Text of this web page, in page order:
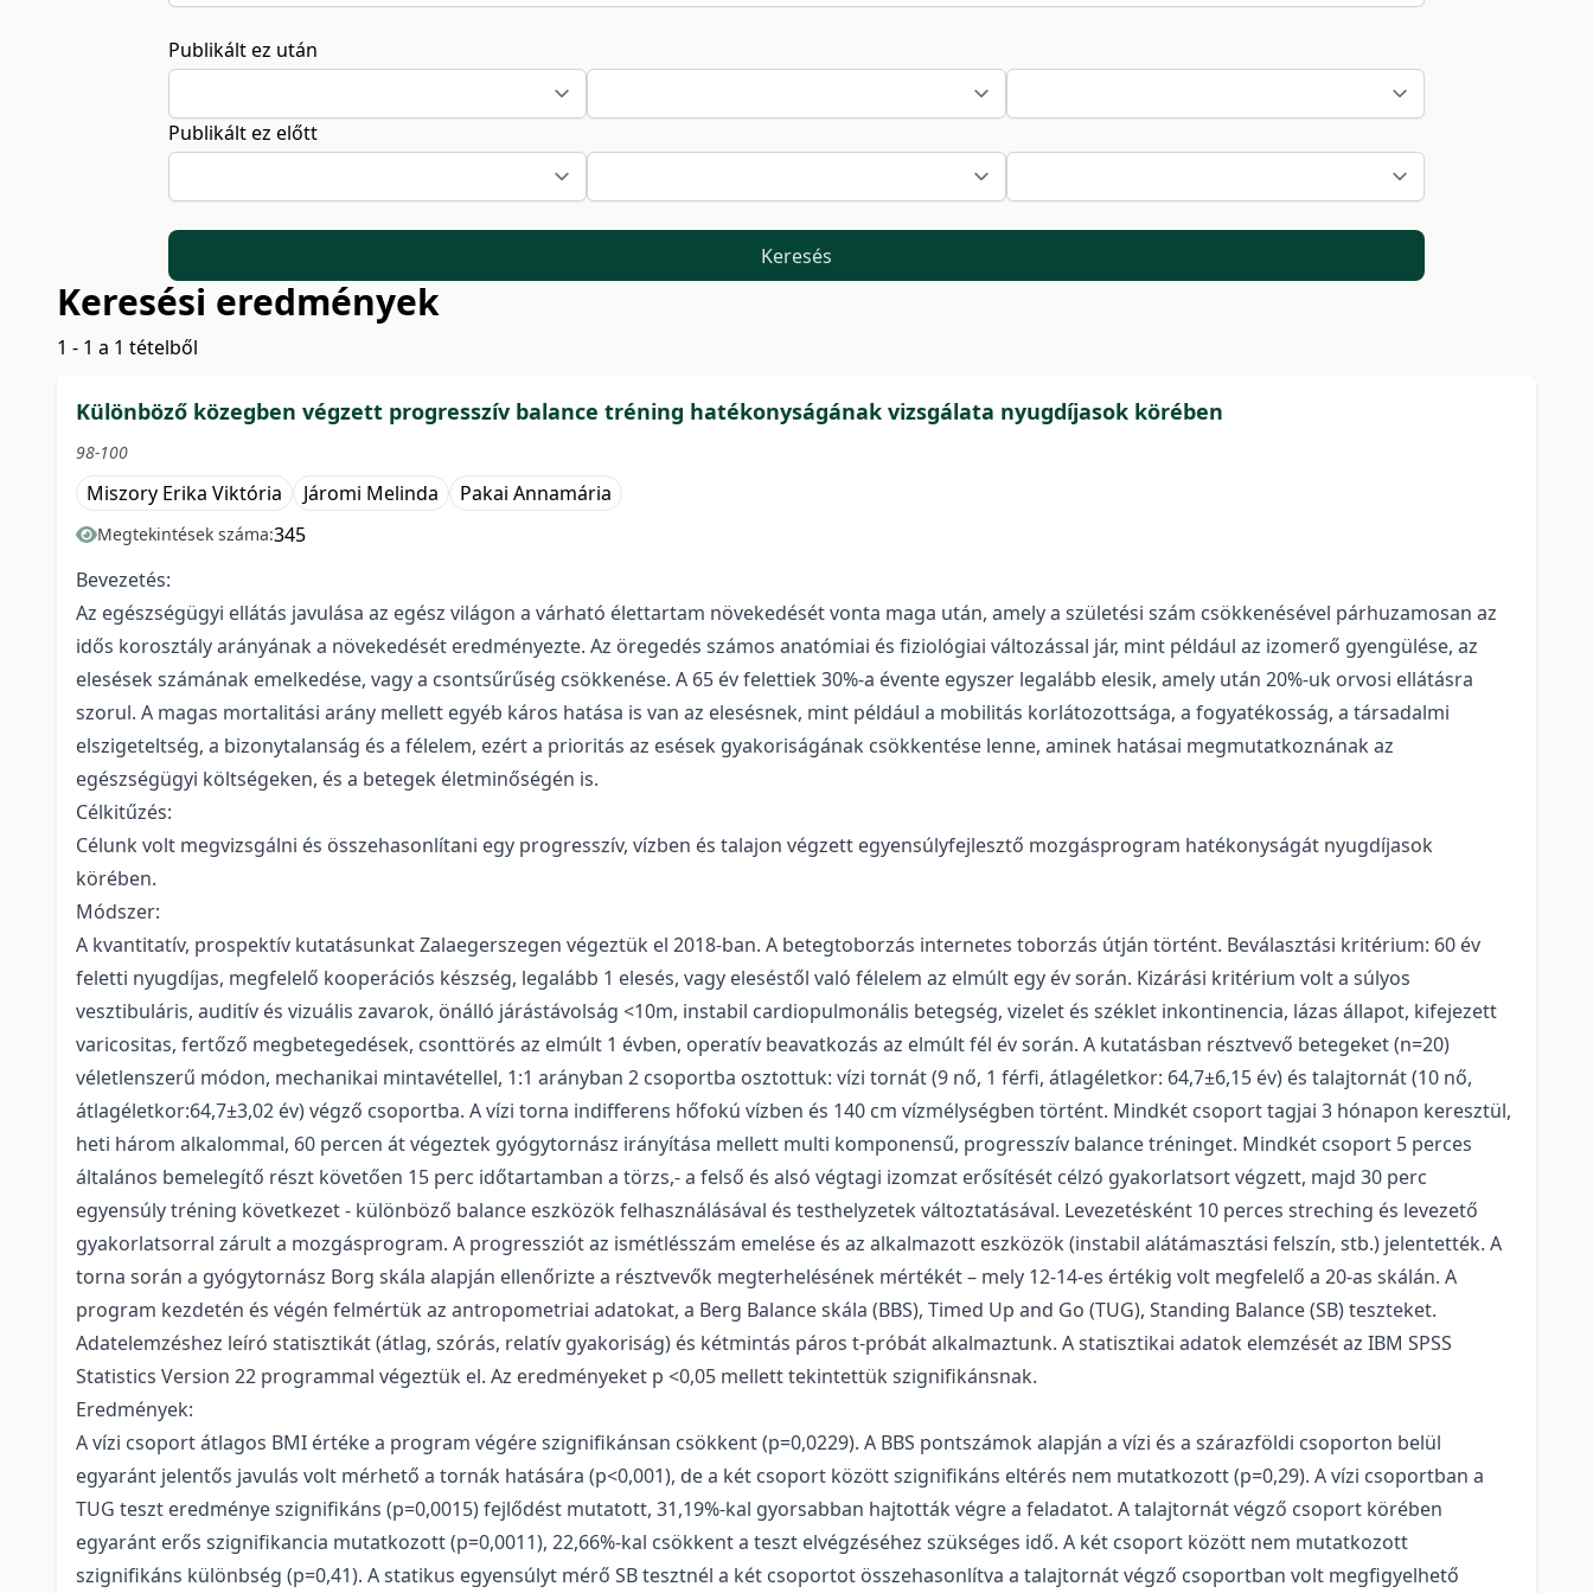
Publikált ez után
Publikált ez előtt
Keresés
Keresési eredmények
1 - 1 a 1 tételből
Különböző közegben végzett progresszív balance tréning hatékonyságának vizsgálata nyugdíjasok körében
98-100
Miszory Erika Viktória Járomi Melinda Pakai Annamária
Megtekintések száma:345
Bevezetés:
Az egészségügyi ellátás javulása az egész világon a várható élettartam növekedését vonta maga után, amely a születési szám csökkenésével párhuzamosan az
idős korosztály arányának a növekedését eredményezte. Az öregedés számos anatómiai és fiziológiai változással jár, mint például az izomerő gyengülése, az
elesések számának emelkedése, vagy a csontsűrűség csökkenése. A 65 év felettiek 30%-a évente egyszer legalább elesik, amely után 20%-uk orvosi ellátásra
szorul. A magas mortalitási arány mellett egyéb káros hatása is van az elesésnek, mint például a mobilitás korlátozottsága, a fogyatékosság, a társadalmi
elszigeteltség, a bizonytalanság és a félelem, ezért a prioritás az esések gyakoriságának csökkentése lenne, aminek hatásai megmutatkoznának az
egészségügyi költségeken, és a betegek életminőségén is.
Célkitűzés:
Célunk volt megvizsgálni és összehasonlítani egy progresszív, vízben és talajon végzett egyensúlyfejlesztő mozgásprogram hatékonyságát nyugdíjasok
körében.
Módszer:
A kvantitatív, prospektív kutatásunkat Zalaegerszegen végeztük el 2018-ban. A betegtoborzás internetes toborzás útján történt. Beválasztási kritérium: 60 év
feletti nyugdíjas, megfelelő kooperációs készség, legalább 1 elesés, vagy eleséstől való félelem az elmúlt egy év során. Kizárási kritérium volt a súlyos
vesztibuláris, auditív és vizuális zavarok, önálló járástávolság <10m, instabil cardiopulmonális betegség, vizelet és széklet inkontinencia, lázas állapot, kifejezett
varicositas, fertőző megbetegedések, csonttörés az elmúlt 1 évben, operatív beavatkozás az elmúlt fél év során. A kutatásban résztvevő betegeket (n=20)
véletlenszerű módon, mechanikai mintavétellel, 1:1 arányban 2 csoportba osztottuk: vízi tornát (9 nő, 1 férfi, átlagéletkor: 64,7±6,15 év) és talajtornát (10 nő,
átlagéletkor:64,7±3,02 év) végző csoportba. A vízi torna indifferens hőfokú vízben és 140 cm vízmélységben történt. Mindkét csoport tagjai 3 hónapon keresztül,
heti három alkalommal, 60 percen át végeztek gyógytornász irányítása mellett multi komponensű, progresszív balance tréninget. Mindkét csoport 5 perces
általános bemelegítő részt követően 15 perc időtartamban a törzs,- a felső és alsó végtagi izomzat erősítését célzó gyakorlatsort végzett, majd 30 perc
egyensúly tréning következet - különböző balance eszközök felhasználásával és testhelyzetek változtatásával. Levezetésként 10 perces streching és levezető
gyakorlatsorral zárult a mozgásprogram. A progressziót az ismétlésszám emelése és az alkalmazott eszközök (instabil alátámasztási felszín, stb.) jelentették. A
torna során a gyógytornász Borg skála alapján ellenőrizte a résztvevők megterhelésének mértékét – mely 12-14-es értékig volt megfelelő a 20-as skálán. A
program kezdetén és végén felmértük az antropometriai adatokat, a Berg Balance skála (BBS), Timed Up and Go (TUG), Standing Balance (SB) teszteket.
Adatelemzéshez leíró statisztikát (átlag, szórás, relatív gyakoriság) és kétmintás páros t-próbát alkalmaztunk. A statisztikai adatok elemzését az IBM SPSS
Statistics Version 22 programmal végeztük el. Az eredményeket p <0,05 mellett tekintettük szignifikánsnak.
Eredmények:
A vízi csoport átlagos BMI értéke a program végére szignifikánsan csökkent (p=0,0229). A BBS pontszámok alapján a vízi és a szárazföldi csoporton belül
egyaránt jelentős javulás volt mérhető a tornák hatására (p<0,001), de a két csoport között szignifikáns eltérés nem mutatkozott (p=0,29). A vízi csoportban a
TUG teszt eredménye szignifikáns (p=0,0015) fejlődést mutatott, 31,19%-kal gyorsabban hajtották végre a feladatot. A talajtornát végző csoport körében
egyaránt erős szignifikancia mutatkozott (p=0,0011), 22,66%-kal csökkent a teszt elvégzéséhez szükséges idő. A két csoport között nem mutatkozott
szignifikáns különbség (p=0,41). A statikus egyensúlyt mérő SB tesztnél a két csoportot összehasonlítva a talajtornát végző csoportban volt megfigyelhető